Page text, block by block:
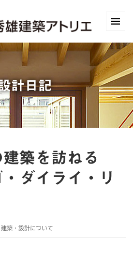
計日記
建築を訪ねる
ダイライ・リ
建築・設計について